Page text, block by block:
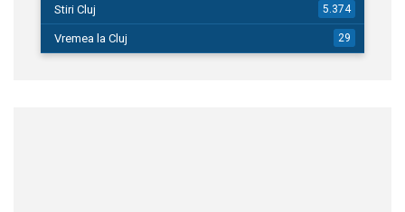
Stiri Cluj 5.374
Vremea la Cluj 29